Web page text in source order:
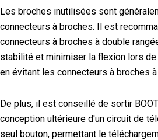
Les broches inutilisées sont
connecteurs à broches. Il est
connecteurs à broches à double
stabilité et minimiser la flexion lors
en évitant les connecteurs à broches
De plus, il est conseillé de sortir
conception ultérieure d'un circuit de
seul bouton, permettant le